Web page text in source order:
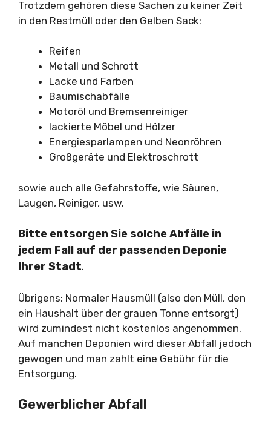
Trotzdem gehören diese Sachen zu keiner Zeit
in den Restmüll oder den Gelben Sack:
Reifen
Metall und Schrott
Lacke und Farben
Baumischabfälle
Motoröl und Bremsenreiniger
lackierte Möbel und Hölzer
Energiesparlampen und Neonröhren
Großgeräte und Elektroschrott
sowie auch alle Gefahrstoffe, wie Säuren,
Laugen, Reiniger, usw.
Bitte entsorgen Sie solche Abfälle in
jedem Fall auf der passenden Deponie
Ihrer Stadt.
Übrigens: Normaler Hausmüll (also den Müll, den
ein Haushalt über der grauen Tonne entsorgt)
wird zumindest nicht kostenlos angenommen.
Auf manchen Deponien wird dieser Abfall jedoch
gewogen und man zahlt eine Gebühr für die
Entsorgung.
Gewerblicher Abfall